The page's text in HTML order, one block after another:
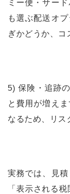
ミー便・サー
も選ぶ配送オ
ぎかどうか、コ
5) 保険・追跡
と費用が増え
なるため、リス
実務では、見積
「表示される